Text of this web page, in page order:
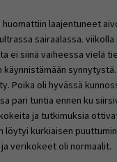
huomattiin laajentuneet
sairaalassa. viikolla
ei siinä vaiheessa vielä
käynnistämään
Poika oli hyvässä
pari tuntia ennen ku
ja tutkimuksia
löytyi kurkiaisen
verikokeet oli normaalit.